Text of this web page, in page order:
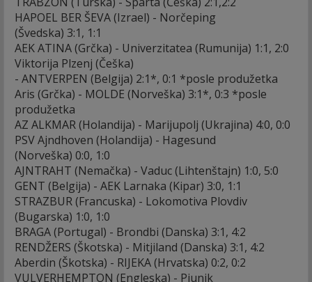
HAPOEL BER ŠEVA (Izrael) - Norčeping
(Švedska) 3:1, 1:1
AEK ATINA (Grčka) - Univerzitatea (Rumunija) 1:1, 2:0
Viktorija Plzenj (Češka)
- ANTVERPEN (Belgija) 2:1*, 0:1 *posle produžetka
Aris (Grčka) - MOLDE (Norveška) 3:1*, 0:3 *posle
produžetka
AZ ALKMAR (Holandija) - Marijupolj (Ukrajina) 4:0, 0:0
PSV Ajndhoven (Holandija) - Hagesund
(Norveška) 0:0, 1:0
AJNTRAHT (Nemačka) - Vaduc (Lihtenštajn) 1:0, 5:0
GENT (Belgija) - AEK Larnaka (Kipar) 3:0, 1:1
STRAZBUR (Francuska) - Lokomotiva Plovdiv
(Bugarska) 1:0, 1:0
BRAGA (Portugal) - Brondbi (Danska) 3:1, 4:2
RENDŽERS (Škotska) - Mitjiland (Danska) 3:1, 4:2
Aberdin (Škotska) - RIJEKA (Hrvatska) 0:2, 0:2
VULVERHEMPTON (Engleska) - Pjunik